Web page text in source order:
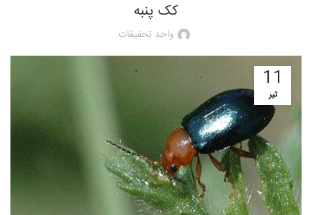
کک پنبه
واحد تحقیقات
11
تیر